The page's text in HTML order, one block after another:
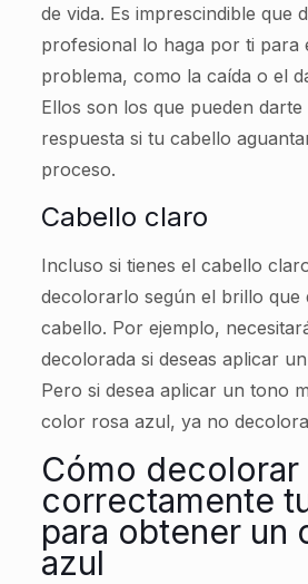
de vida. Es imprescindible que
profesional lo haga por ti para
problema, como la caída o el
Ellos son los que pueden
respuesta si tu cabello
proceso.
Cabello claro
Incluso si tienes el cabello
decolorarlo según el brillo que
cabello. Por ejemplo,
decolorada si deseas aplicar
Pero si desea aplicar un tono
color rosa azul, ya no
Cómo decolorar
correctamente
para obtener un
azul